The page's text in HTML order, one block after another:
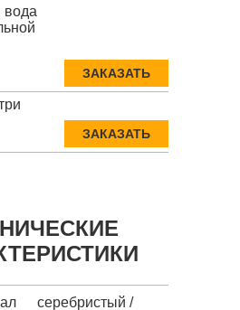
вода
ЗАКАЗАТЬ
ЗАКАЗАТЬ
серебристый /